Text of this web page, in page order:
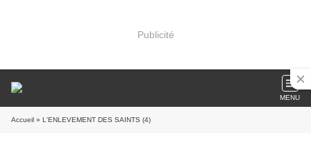
Publicité
MENU
Accueil » L'ENLEVEMENT DES SAINTS (4)